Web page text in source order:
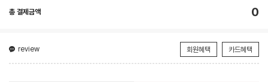
총 결제금액 0
review 회원혜택 카드혜택